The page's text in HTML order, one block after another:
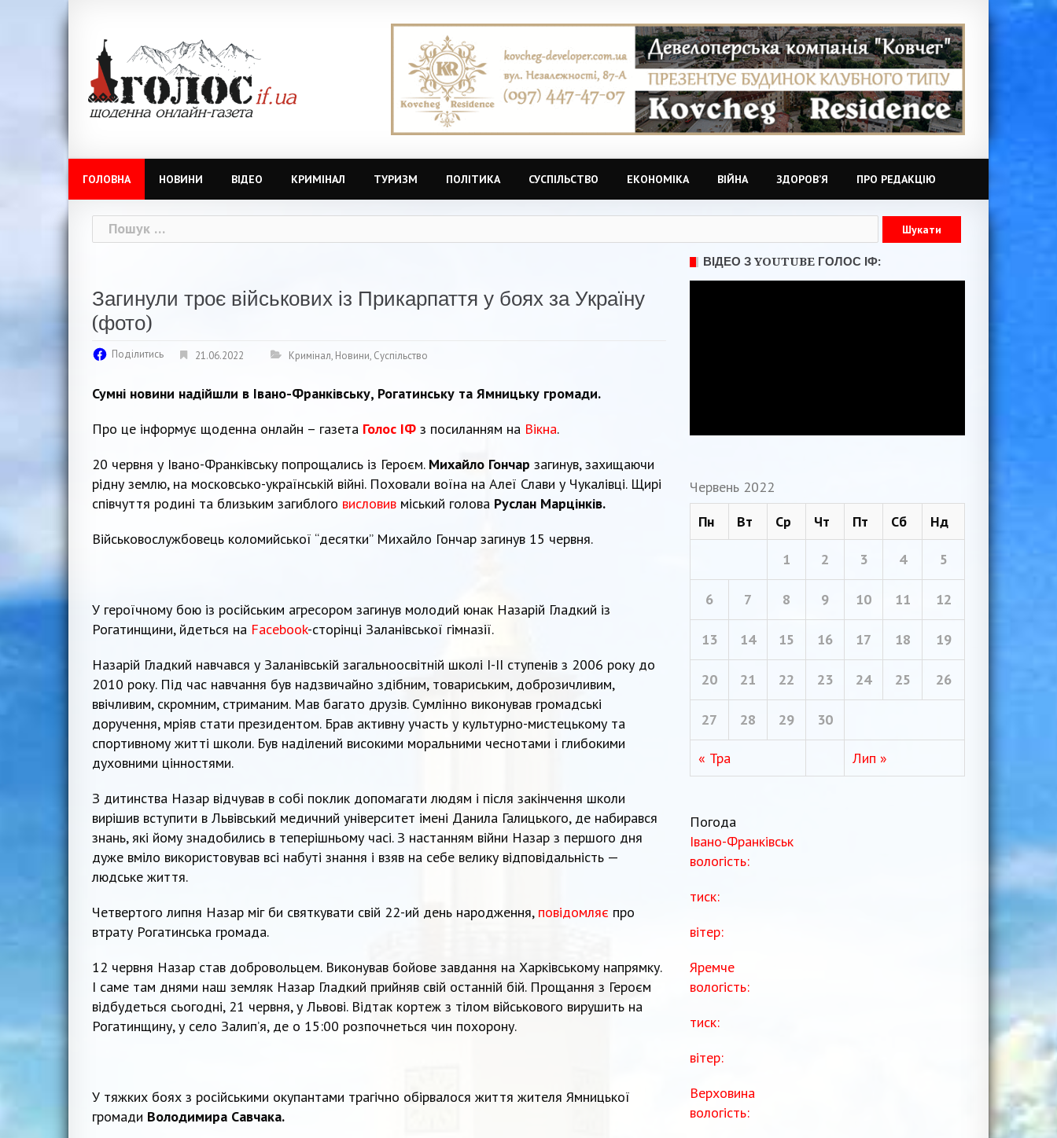
ГОЛОВНА НОВИНИ ВІДЕО КРИМІНАЛ ТУРИЗМ ПОЛІТИКА СУСПІЛЬСТВО ЕКОНОМІКА ВІЙНА ЗДОРОВ’Я ПРО РЕДАКЦІЮ
Пошук:
Загинули троє військових із Прикарпаття у боях за Україну
(фото)
Поділитись 21.06.2022 Кримінал, Новини, Суспільство
Сумні новини надійшли в Івано-Франківську, Рогатинську та Ямницьку громади.
Про це інформує щоденна онлайн – газета Голос ІФ з посиланням на Вікна.
20 червня у Івано-Франківську попрощались із Героєм. Михайло Гончар загинув, захищаючи
рідну землю, на московсько-українській війні. Поховали воїна на Алеї Слави у Чукалівці. Щирі
співчуття родині та близьким загиблого висловив міський голова Руслан Марцінків.
Військовослужбовець коломийської “десятки” Михайло Гончар загинув 15 червня.
У героїчному бою із російським агресором загинув молодий юнак Назарій Гладкий із
Рогатинщини, йдеться на Facebook-сторінці Заланівської гімназії.
Назарій Гладкий навчався у Заланівській загальноосвітній школі І-ІІ ступенів з 2006 року до
2010 року. Під час навчання був надзвичайно здібним, товариським, доброзичливим,
ввічливим, скромним, стриманим. Мав багато друзів. Сумлінно виконував громадські
доручення, мріяв стати президентом. Брав активну участь у культурно-мистецькому та
спортивному житті школи. Був наділений високими моральними чеснотами і глибокими
духовними цінностями.
З дитинства Назар відчував в собі поклик допомагати людям і після закінчення школи
вирішив вступити в Львівський медичний університет імені Данила Галицького, де набирався
знань, які йому знадобились в теперішньому часі. З настанням війни Назар з першого дня
дуже вміло використовував всі набуті знання і взяв на себе велику відповідальність —
людське життя.
Четвертого липня Назар міг би святкувати свій 22-ий день народження, повідомляє про
втрату Рогатинська громада.
12 червня Назар став добровольцем. Виконував бойове завдання на Харківському напрямку.
І саме там днями наш земляк Назар Гладкий прийняв свій останній бій. Прощання з Героєм
відбудеться сьогодні, 21 червня, у Львові. Відтак кортеж з тілом військового вирушить на
Рогатинщину, у село Залип’я, де о 15:00 розпочнеться чин похорону.
У тяжких боях з російськими окупантами трагічно обірвалося життя жителя Ямницької
громади Володимира Савчака.
ВІДЕО З YOUTUBE ГОЛОС ІФ:
Червень 2022
Пн
Вт Ср Чт Пт Сб Нд
« Тра Лип »
1 2 3 4 5
6 7 8 9 10 11 12
13 14 15 16 17 18 19
20 21 22 23 24 25 26
27 28 29 30
Погода
Івано-Франківськ
вологість:
тиск:
вітер:
Яремче
вологість:
тиск:
вітер:
Верховина
вологість: